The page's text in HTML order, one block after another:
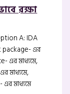
রক্ষা
A: IDA
package- এর
এর মাধ্যমে,
মাধ্যমে,
মাধ্যমে